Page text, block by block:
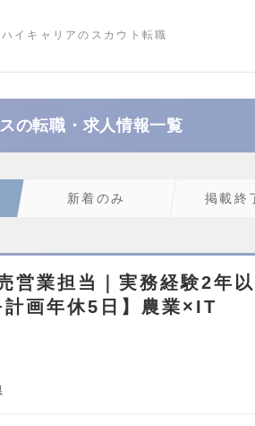
イキャリアのスカウト転職
の転職・求人情報一覧
新着のみ 掲載終
営業担当｜実務経験2年
計画年休5日】農業×IT